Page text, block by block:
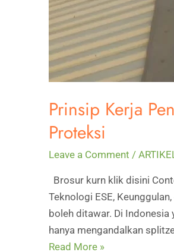
Prinsip Kerja
Proteksi
Leave a Comment /
Brosur kurn klik disini
Teknologi ESE,
boleh ditawar. Di
hanya mengandalkan
Prinsip
Read More »